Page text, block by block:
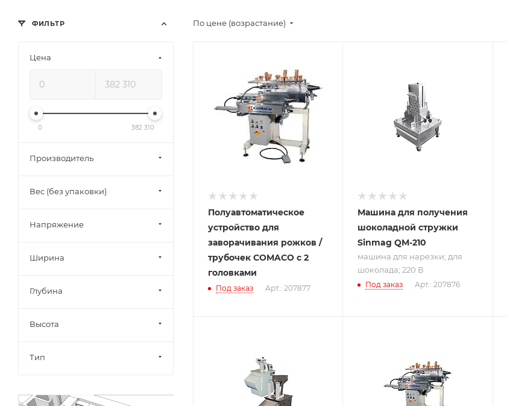
По цене (возрастание)
Полуавтоматическое
устройство для
заворачивания рожков /
трубочек COMACO с 2
головками
Под заказ Арт.: 207877
нарезки; для
шоколада; 220 В
Машина для получения
шоколадной стружки
Sinmag QM-210
машина для нарезки; для
шоколада; 220 В
Под заказ Арт.: 207876
ФИЛЬТР
Цена
0 382 310
Производитель
Вес (без упаковки)
Напряжение
Ширина
Глубина
Высота
Тип